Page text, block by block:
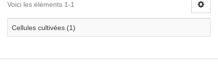
Voici les éléments 1-1
Cellules cultivées (1)